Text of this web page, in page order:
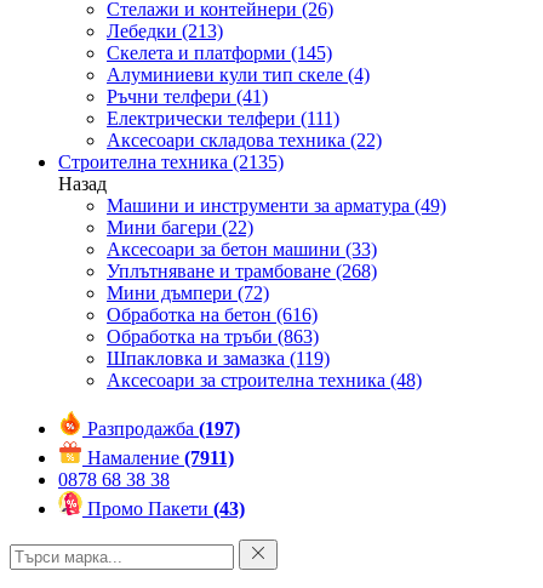
Стелажи и контейнери (26)
Лебедки (213)
Скелета и платформи (145)
Алуминиеви кули тип скеле (4)
Ръчни телфери (41)
Електрически телфери (111)
Аксесоари складова техника (22)
Строителна техника (2135)
Назад
Машини и инструменти за арматура (49)
Мини багери (22)
Аксесоари за бетон машини (33)
Уплътняване и трамбоване (268)
Мини дъмпери (72)
Обработка на бетон (616)
Обработка на тръби (863)
Шпакловка и замазка (119)
Аксесоари за строителна техника (48)
Разпродажба (197)
Намаление (7911)
0878 68 38 38
Промо Пакети (43)